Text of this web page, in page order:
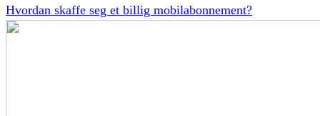
Hvordan skaffe seg et billig mobilabonnement?